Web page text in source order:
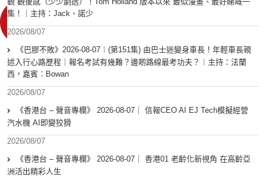
集！｜主持：Jack、諾少
2026/08/07
《巴膠不敗》2026-08-07︱(第151集) 由巴士迷變身車長！年輕車長親
述入行心路歷程｜報名考試有幾難？邊啲路線最考功夫？︱主持：法蘭
西，嘉賓︰Bowan
2026/08/07
《香港台 – 聲音專欄》 2026-08-07｜ 信報CEO AI EJ Tech模擬經營
汽水機 AI即變狡猾
2026/08/07
《香港台 – 聲音專欄》 2026-08-07｜ 香港01 老齡化新視角 在高齡亞
洲活出精彩人生